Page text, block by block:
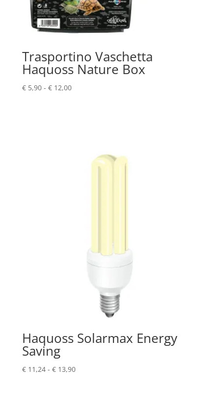
Trasportino Vaschetta
Haquoss Nature Box
€5,90 - €12,00Fascia
Haquoss Solarmax Energy
Saving
€11,24 - €13,90Fascia